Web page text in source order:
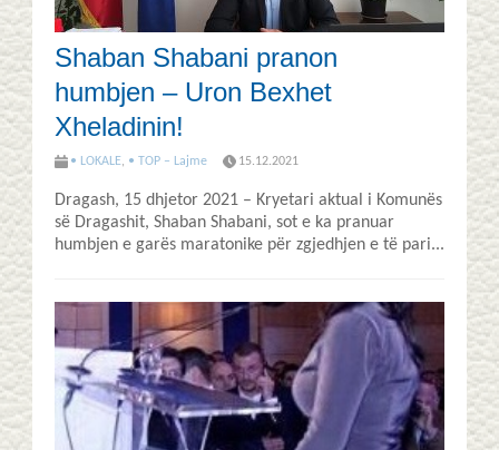
Shaban Shabani pranon
humbjen – Uron Bexhet
Xheladinin!
• LOKALE, • TOP – Lajme 15.12.2021
Dragash, 15 dhjetor 2021 – Kryetari aktual i Komunës
së Dragashit, Shaban Shabani, sot e ka pranuar
humbjen e garës maratonike për zgjedhjen e të pari...